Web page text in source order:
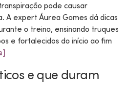
pode causar
A expert Áurea Gomes dá dicas
o treino, ensinando truques
e fortalecidos do início ao fim
e que duram